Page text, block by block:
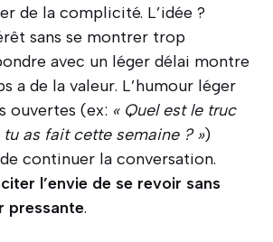
de la complicité. L’idée ?
sans se montrer trop
avec un léger délai montre
a de la valeur. L’humour léger
ouvertes (ex: « Quel est le truc
as fait cette semaine ? »)
continuer la conversation.
l’envie de se revoir sans
pressante.